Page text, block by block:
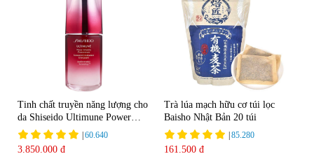
Tinh chất truyền năng lượng cho
da Shiseido Ultimune Power
75ml
|60.640
3.850.000 đ
Trà lúa mạch hữu cơ túi lọc
Baisho Nhật Bản 20 túi
|85.280
161.500 đ